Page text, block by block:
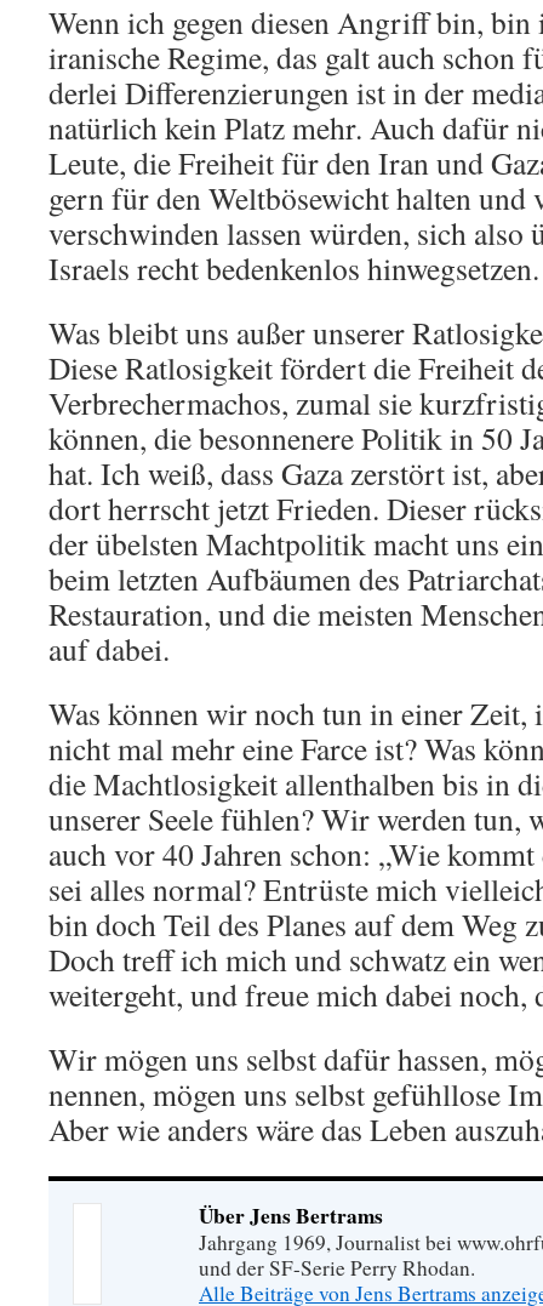
Wenn ich gegen diesen Angriff bin,
iranische Regime, das galt auch schon
derlei Differenzierungen ist in der
natürlich kein Platz mehr. Auch dafür
Leute, die Freiheit für den Iran und
gern für den Weltbösewicht halten und
verschwinden lassen würden, sich also
Israels recht bedenkenlos hinwegsetzen.
Was bleibt uns außer unserer
Diese Ratlosigkeit fördert die Freiheit
Verbrechermachos, zumal sie
können, die besonnenere Politik in 50
hat. Ich weiß, dass Gaza zerstört ist,
dort herrscht jetzt Frieden. Dieser
der übelsten Machtpolitik macht uns
beim letzten Aufbäumen des
Restauration, und die meisten
auf dabei.
Was können wir noch tun in einer Zeit,
nicht mal mehr eine Farce ist? Was
die Machtlosigkeit allenthalben bis in
unserer Seele fühlen? Wir werden tun,
auch vor 40 Jahren schon: „Wie kommt
sei alles normal? Entrüste mich
bin doch Teil des Planes auf dem Weg
Doch treff ich mich und schwatz ein
weitergeht, und freue mich dabei noch,
Wir mögen uns selbst dafür hassen,
nennen, mögen uns selbst gefühllose
Aber wie anders wäre das Leben
Über Jens Bertrams
Jahrgang 1969, Journalist bei
und der SF-Serie Perry Rhodan.
Alle Beiträge von Jens Bertrams